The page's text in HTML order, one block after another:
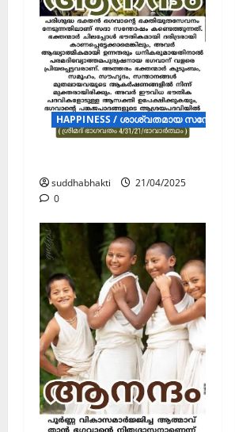
HAPPINESS / ശാശ്വതമായ സന്തോഷം
suddhabhakti
21/04/2025
0